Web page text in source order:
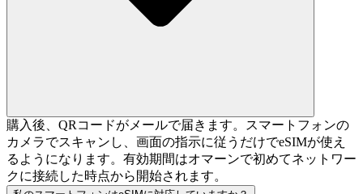
購入後、QRコードがメールで届きます。スマートフォンの
カメラでスキャンし、画面の指示に従うだけでeSIMが使え
るようになります。有効期間はオマーンで初めてネットワー
クに接続した時点から開始されます。